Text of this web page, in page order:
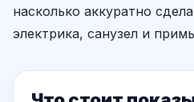
насколько аккуратно
электрика, санузел и